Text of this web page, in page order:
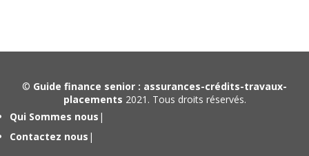
© Guide finance senior : assurances-crédits-travaux-
placements 2021. Tous droits réservés.
Qui Sommes nous |
Contactez nous |